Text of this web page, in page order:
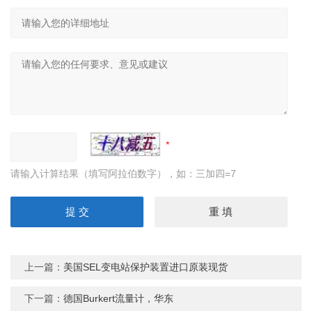
请输入计算结果（填写阿拉伯数字），如：三加四=7
上一篇： 美国SEL变电站保护装置进口原装现货
下一篇：德国Burkert流量计，华东